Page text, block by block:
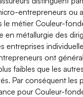
entrepreneurs ou
le métier Couleur-
en métallurgie des
entreprises
ont
faibles que les
Par conséquent les
pour Couleur-